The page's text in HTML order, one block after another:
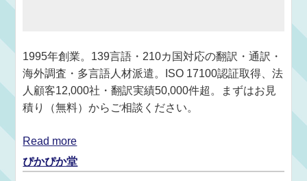
1995年創業。139言語・210カ国対応の翻訳・通訳・
海外調査・多言語人材派遣。ISO 17100認証取得、法
人顧客12,000社・翻訳実績50,000件超。まずはお見
積り（無料）からご相談ください。
Read more
ぴかぴか堂